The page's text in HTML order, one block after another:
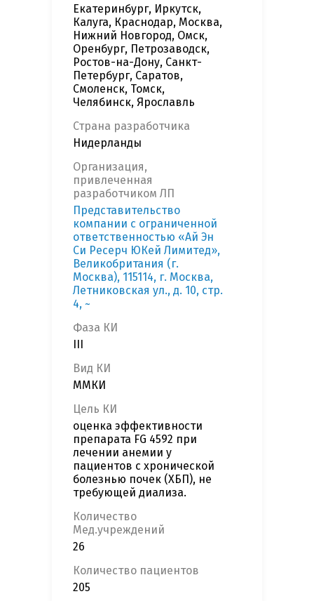
Екатеринбург, Иркутск,
Калуга, Краснодар, Москва,
Нижний Новгород, Омск,
Оренбург, Петрозаводск,
Ростов-на-Дону, Санкт-
Петербург, Саратов,
Смоленск, Томск,
Челябинск, Ярославль
Страна разработчика
Нидерланды
Организация,
привлеченная
разработчиком ЛП
Представительство
компании с ограниченной
ответственностью «Ай Эн
Си Ресерч ЮКей Лимитед»,
Великобритания (г.
Москва), 115114, г. Москва,
Летниковская ул., д. 10, стр.
4, ~
Фаза КИ
Вид КИ
ММКИ
Цель КИ
оценка эффективности
препарата FG 4592 при
лечении анемии у
пациентов с хронической
болезнью почек (ХБП), не
требующей диализа.
Количество
Мед.учреждений
26
Количество пациентов
205